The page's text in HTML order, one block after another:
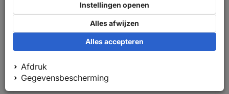
Persoonlijke gegevens
Begroeting *
De heer
Mevrouw Divers
Bedrijf
Bedrijf
Instellingen openen
Alles afwijzen
Alles accepteren
Afdruk
Gegevensbescherming